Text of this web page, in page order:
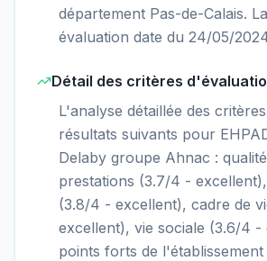
département Pas-de-Calais.
évaluation date du 24/05/
Détail des critères
L'analyse détaillée des
résultats suivants pour
Delaby groupe Ahnac :
prestations (3.7/4 -
(3.8/4 - excellent), cadre de
excellent), vie sociale (3.6/4 -
points forts de